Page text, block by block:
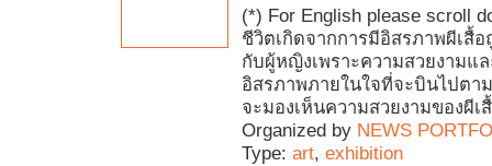
(*) For English please scroll
ชีวิตเกิดจากการมีอิสรภาพผีเสื้
กับผู้หญิงเพราะความสวยงามแ
อิสรภาพภายในใจที่จะบินไปตาม
จะมองเห็นความสวยงามของผีเ
Organized by NEWS
Type: art, exhibition